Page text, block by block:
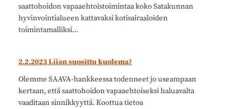
saattohoidon vapaaehtoistoimintaa koko Satakunnan
hyvinvointialueen kattavaksi kotisairaaloiden
toimintamalliksi...
2.2.2023 Liian suosittu kuolema?
Olemme SAAVA-hankkeessa todenneet jo useampaan
kertaan, että saattohoidon vapaaehtoiseksi haluavalta
vaaditaan sinnikkyyttä. Koottua tietoa